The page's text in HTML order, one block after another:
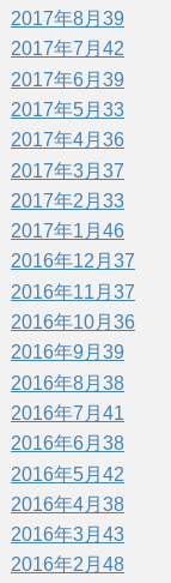
2017年8月 39
2017年7月 42
2017年6月 39
2017年5月 33
2017年4月 36
2017年3月 37
2017年2月 33
2017年1月 46
2016年12月 37
2016年11月 37
2016年10月 36
2016年9月 39
2016年8月 38
2016年7月 41
2016年6月 38
2016年5月 42
2016年4月 38
2016年3月 43
2016年2月 48